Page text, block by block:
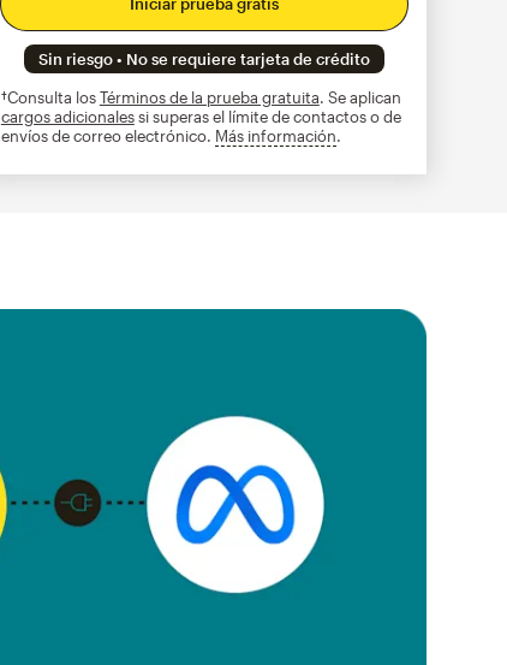
Iniciar prueba gratis
Sin riesgo • No se requiere tarjeta de crédito
†Consulta losTérminos de la prueba gratuita. Se aplican
cargos adicionalessi superas el límite de contactos o de
envíos de correo electrónico. Más informacióninfo